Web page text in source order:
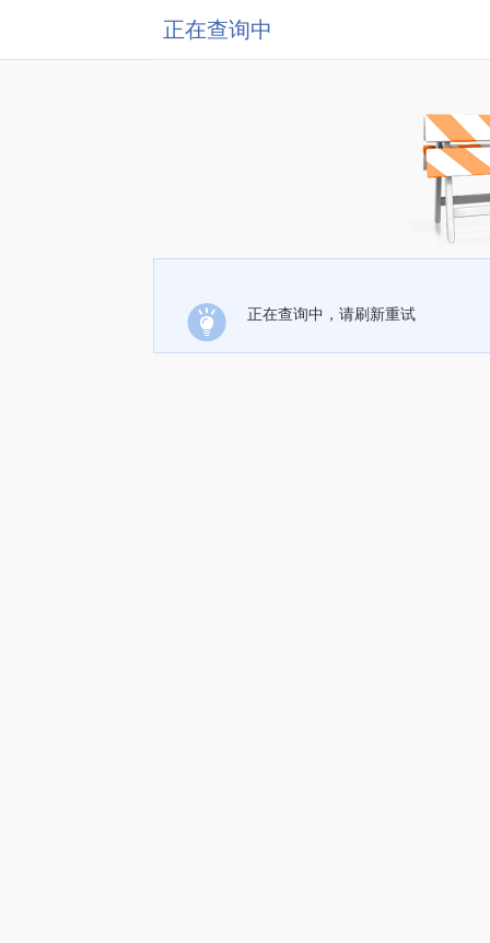
正在查询中
正在查询中，请刷新重试